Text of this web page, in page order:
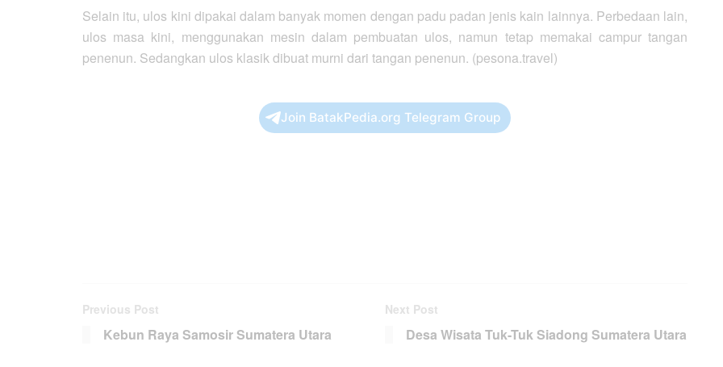
Selain itu, ulos kini dipakai dalam banyak momen dengan padu padan jenis kain lainnya. Perbedaan lain,
ulos masa kini, menggunakan mesin dalam pembuatan ulos, namun tetap memakai campur tangan
penenun. Sedangkan ulos klasik dibuat murni dari tangan penenun. (pesona.travel)
Join BatakPedia.org Telegram Group
Previous Post
Kebun Raya Samosir Sumatera Utara
Next Post
Desa Wisata Tuk-Tuk Siadong Sumatera Utara